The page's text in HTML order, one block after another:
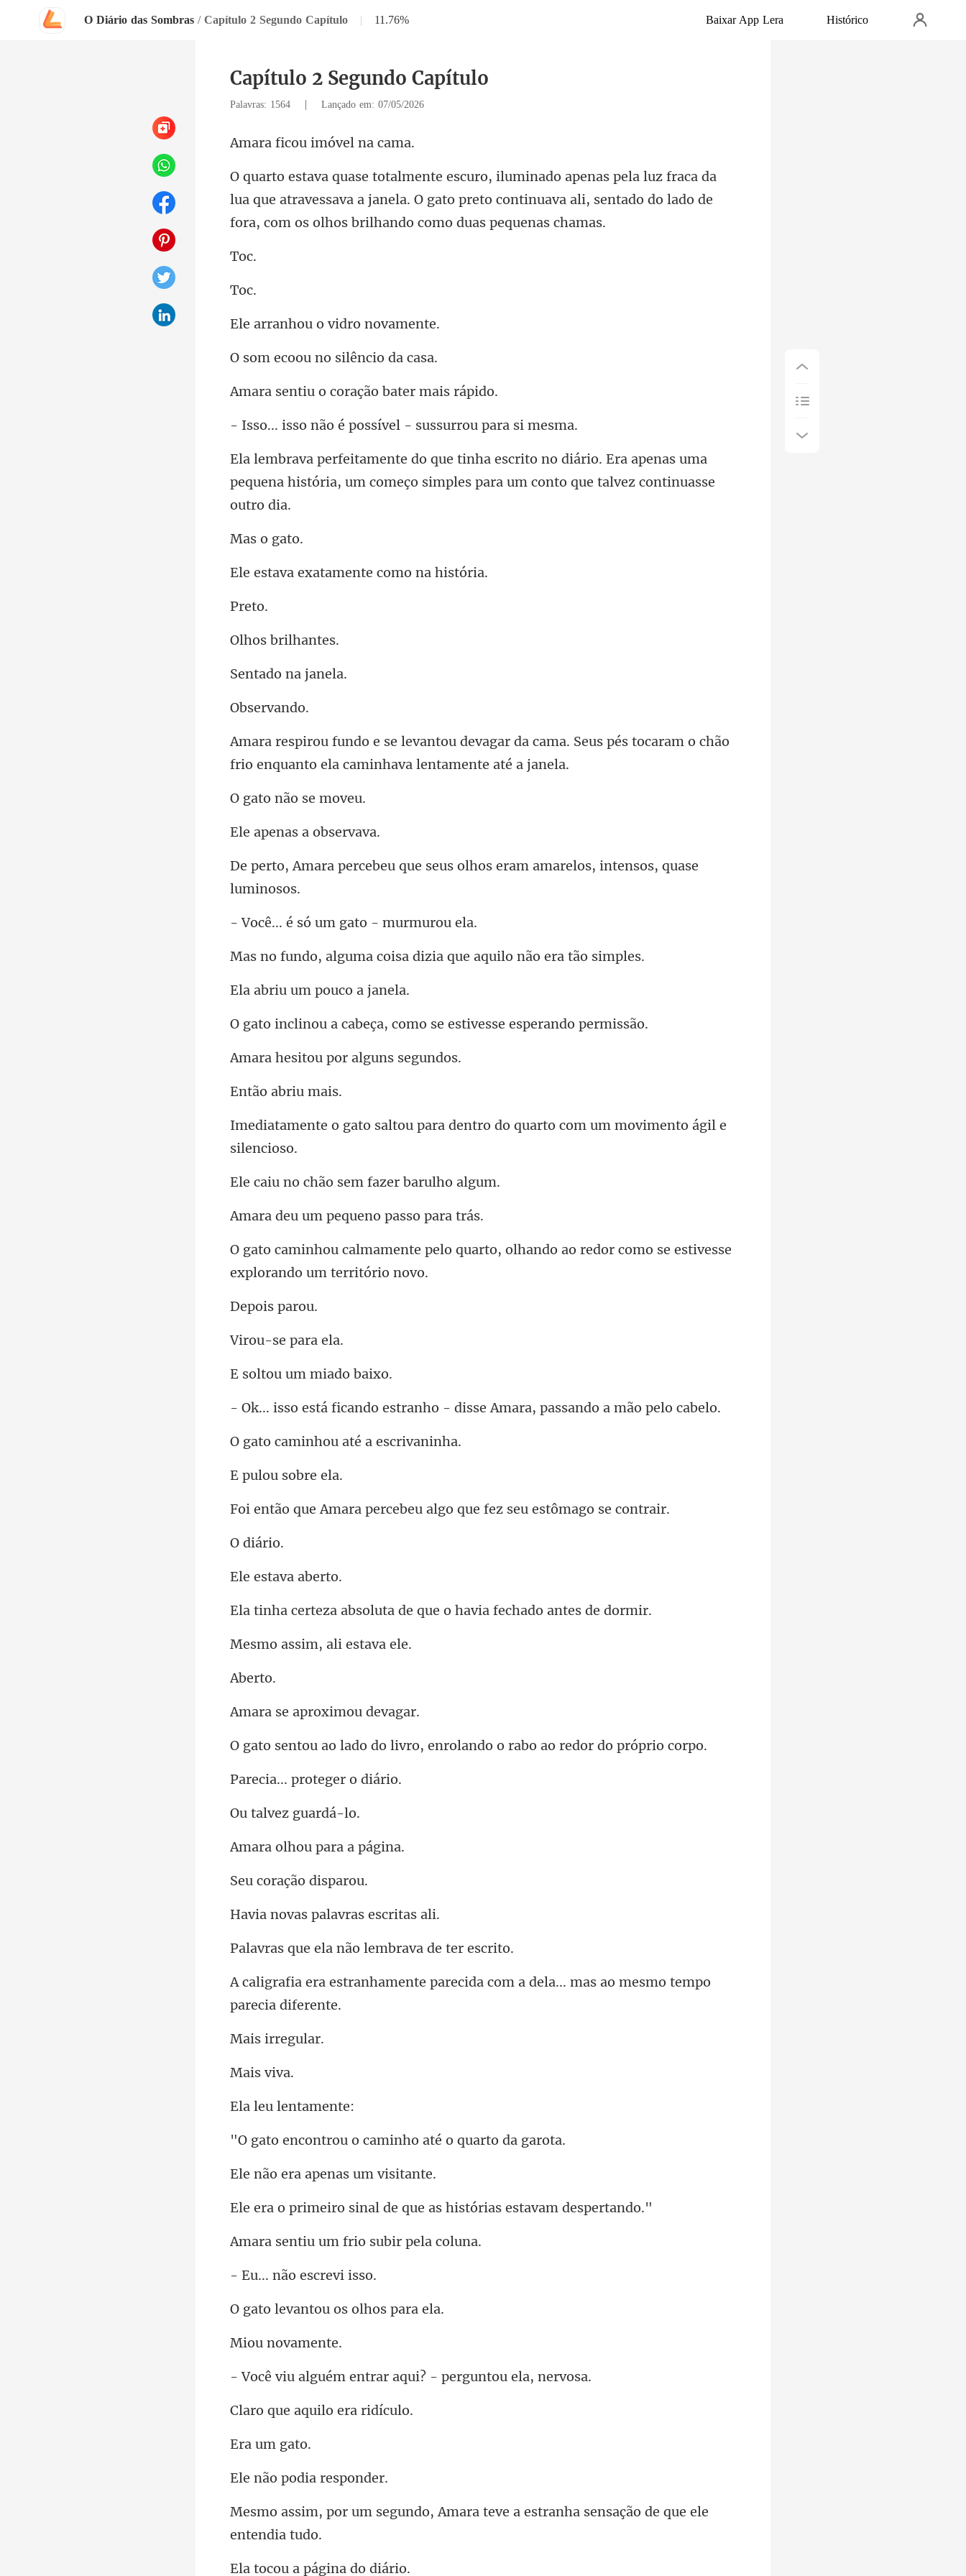
O Diário das Sombras / Capítulo 2 Segundo Capítulo | 11.76% Baixar App Lera Histórico
Capítulo 2 Segundo Capítulo
Palavras: 1564 | Lançado em: 07/05/2026
ou imóvel
aca da
lua que atravessava a janela. O gato preto continuava ali, sen
o
o
ou o vidro
u no silên
o coração bat
é possível - suss
iário. Era apenas uma
pequena história, um começo si
o
atamente como
et
bril
o na j
erv
da cama. Seus pés tocaram o chão
frio enq
não s
nas a o
e seus olhos eram amarelos,
só um gato -
coisa dizia que aquil
um pouco
eça, como se estivess
ou por algu
abri
para dentro do quarto com um
hão sem fazer
pequeno pas
rto, olhando ao redor como se estiv
is p
se par
um miad
estranho - disse Amara,
nhou até a
u sobr
rcebeu algo que fez se
iár
tava a
luta de que o havia fe
im, ali e
er
aproximou
livro, enrolando o rabo a
. protege
vez gu
hou para
ação di
palavras e
a não lembrava
parecida com a dela... mas ao
irreg
s v
u lent
o caminho até o
a apenas u
al de que as histórias
um frio subir
não escr
ntou os olh
novam
entrar aqui? - per
aquilo era
um g
podia re
Amara teve a estranha sensa
a página